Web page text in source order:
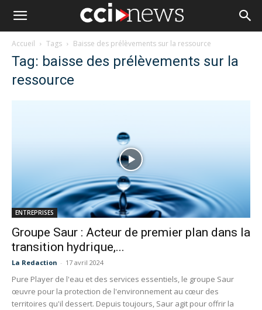
Accueil Tags Baisse des prélèvements sur la ressource
Tag: baisse des prélèvements sur la
ressource
ENTREPRISES
Groupe Saur : Acteur de premier plan dans la
transition hydrique,...
La Redaction - 17 avril 2024
Pure Player de l'eau et des services essentiels, le groupe Saur
œuvre pour la protection de l'environnement au cœur des
territoires qu'il dessert. Depuis toujours, Saur agit pour offrir la